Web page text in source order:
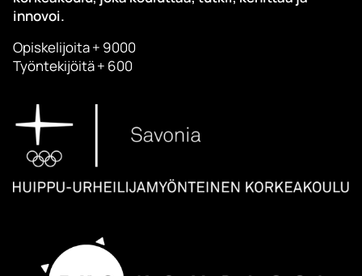
innovoi.
Opiskelijoita + 9000
Työntekijöitä + 600